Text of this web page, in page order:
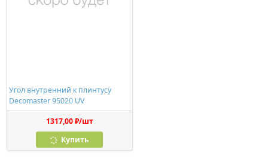
Угол внутренний к плинтусу
Decomaster 95020 UV
1317,00 ₽/шт
Купить